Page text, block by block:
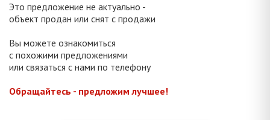
Это предложение не актуально -
объект продан или снят с продажи
Вы можете ознакомиться
с похожими предложениями
или связаться с нами по телефону
Обращайтесь - предложим лучшее!